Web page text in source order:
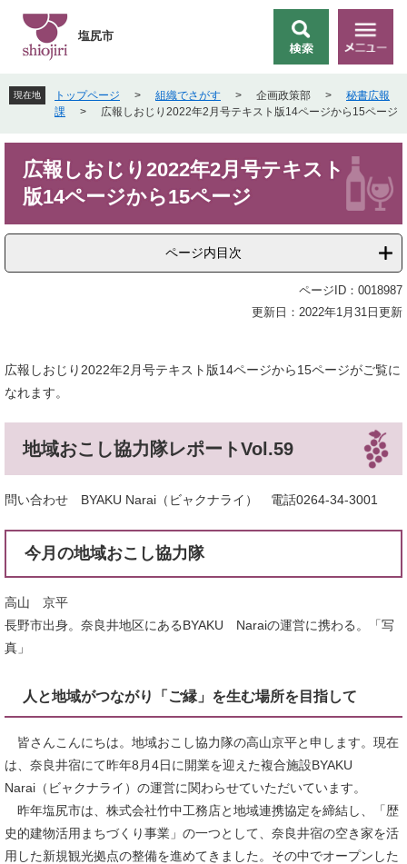
先
頭
す
を
飛
し
索
メ
ニ
ー
塩尻市
現在地 トップページ > 組織でさがす > 企画政策部 >
秘書広報
課
> 広報しおじり2022年2月号テキスト版14ページから15ページ
広報しおじり2022年2月号テキスト
版14ページから15ページ
ページ内目次
ページID：0018987
更新日：2022年1月31日更新
広報しおじり2022年2月号テキスト版14ページから15ページがご覧に
なれます。
地域おこし協力隊レポートVol.59
問い合わせ BYAKU Narai（ビャクナライ） 電話0264-34-3001
今月の地域おこし協力隊
高山 京平
長野市出身。奈良井地区にあるBYAKU Naraiの運営に携わる。「写
真」
人と地域がつながり「ご縁」を生む場所を目指して
皆さんこんにちは。地域おこし協力隊の高山京平と申します。現在
は、奈良井宿にて昨年8月4日に開業を迎えた複合施設BYAKU
Narai（ビャクナライ）の運営に関わらせていただいています。
昨年塩尻市は、株式会社竹中工務店と地域連携協定を締結し、「歴
史的建物活用まちづくり事業」の一つとして、奈良井宿の空き家を活
用した新規観光拠点の整備を進めてきました。その中でオープンした